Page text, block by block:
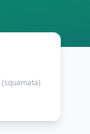
(squamata)